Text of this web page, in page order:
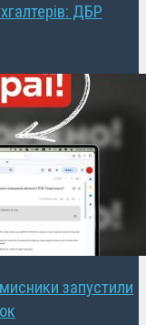
ДБР
запустили